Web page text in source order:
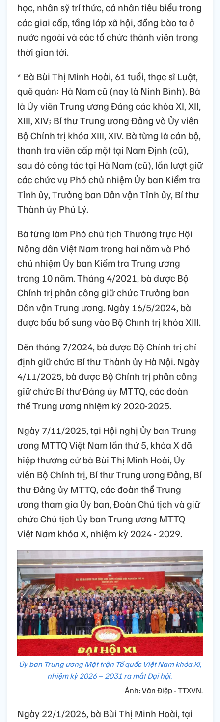
học, nhân sỹ trí thức, cá nhân tiêu biểu trong
các giai cấp, tầng lớp xã hội, đồng bào ta ở
nước ngoài và các tổ chức thành viên trong
thời gian tới.
* Bà Bùi Thị Minh Hoài, 61 tuổi, thạc sĩ Luật,
quê quán: Hà Nam cũ (nay là Ninh Bình). Bà
là Ủy viên Trung ương Đảng các khóa XI, XII,
XIII, XIV; Bí thư Trung ương Đảng và Ủy viên
Bộ Chính trị khóa XIII, XIV. Bà từng là cán bộ,
thanh tra viên cấp một tại Nam Định (cũ),
sau đó công tác tại Hà Nam (cũ), lần lượt giữ
các chức vụ Phó chủ nhiệm Ủy ban Kiểm tra
Tỉnh ủy, Trưởng ban Dân vận Tỉnh ủy, Bí thư
Thành ủy Phủ Lý.
Bà từng làm Phó chủ tịch Thường trực Hội
Nông dân Việt Nam trong hai năm và Phó
chủ nhiệm Ủy ban Kiểm tra Trung ương
trong 10 năm. Tháng 4/2021, bà được Bộ
Chính trị phân công giữ chức Trưởng ban
Dân vận Trung ương. Ngày 16/5/2024, bà
được bầu bổ sung vào Bộ Chính trị khóa XIII.
Đến tháng 7/2024, bà được Bộ Chính trị chỉ
định giữ chức Bí thư Thành ủy Hà Nội. Ngày
4/11/2025, bà được Bộ Chính trị phân công
giữ chức Bí thư Đảng ủy MTTQ, các đoàn
thể Trung ương nhiệm kỳ 2020-2025.
Ngày 7/11/2025, tại Hội nghị Ủy ban Trung
ương MTTQ Việt Nam lần thứ 5, khóa X đã
hiệp thương cử bà Bùi Thị Minh Hoài, Ủy
viên Bộ Chính trị, Bí thư Trung ương Đảng, Bí
thư Đảng ủy MTTQ, các đoàn thể Trung
ương tham gia Ủy ban, Đoàn Chủ tịch và giữ
chức Chủ tịch Ủy ban Trung ương MTTQ
Việt Nam khóa X, nhiệm kỳ 2024 - 2029.
Ủy ban Trung ương Mặt trận Tổ quốc Việt Nam khóa XI,
nhiệm kỳ 2026 – 2031 ra mắt Đại hội.
Ảnh: Văn Điệp - TTXVN.
Ngày 22/1/2026, bà Bùi Thị Minh Hoài, tại